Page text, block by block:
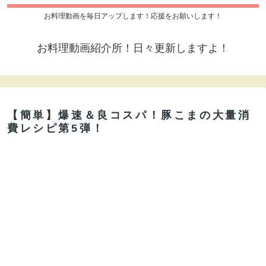
お料理動画を毎日アップします！応援をお願いします！
お料理動画紹介所！日々更新しますよ！
【簡単】爆速＆良コスパ！豚こまの大量消
費レシピ第5弾！